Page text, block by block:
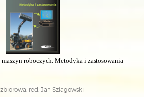
roboczych. Metodyka i zastosowania
red. Jan Szlagowski